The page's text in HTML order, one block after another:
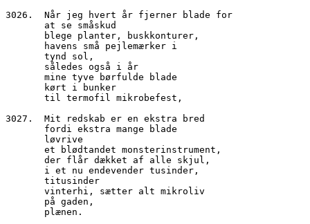
3026.  Når jeg hvert år fjerner blade for
       at se småskud
       blege planter, buskkonturer,
       havens små pejlemærker i
       tynd sol,
       således også i år
       mine tyve børfulde blade
       kørt i bunker
       til termofil mikrobefest,
       fordi ekstra mange blade
       løvrive
       et blødtandet monsterinstrument,
       der flår dækket af alle skjul,
       i et nu endevender tusinder,
       titusinder
       vinterhi, sætter alt mikroliv
       på gaden,
       plænen.